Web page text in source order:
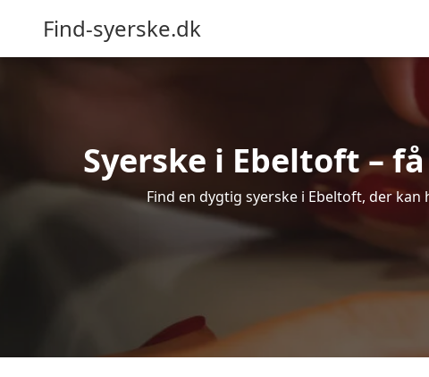
Find-syerske.dk
Syerske i Ebeltoft –
Find en dygtig syerske i Ebeltoft, der